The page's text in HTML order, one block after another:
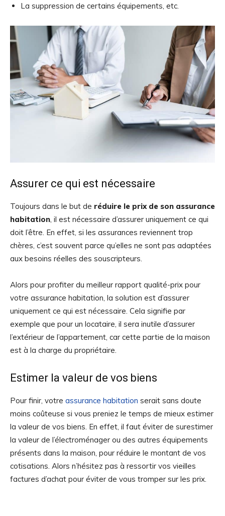
La suppression de certains équipements, etc.
Assurer ce qui est nécessaire
Toujours dans le but de réduire le prix de son assurance
habitation, il est nécessaire d’assurer uniquement ce qui
doit l’être. En effet, si les assurances reviennent trop
chères, c’est souvent parce qu’elles ne sont pas adaptées
aux besoins réelles des souscripteurs.
Alors pour profiter du meilleur rapport qualité-prix pour
votre assurance habitation, la solution est d’assurer
uniquement ce qui est nécessaire. Cela signifie par
exemple que pour un locataire, il sera inutile d’assurer
l’extérieur de l’appartement, car cette partie de la maison
est à la charge du propriétaire.
Estimer la valeur de vos biens
Pour finir, votre assurance habitation serait sans doute
moins coûteuse si vous preniez le temps de mieux estimer
la valeur de vos biens. En effet, il faut éviter de surestimer
la valeur de l’électroménager ou des autres équipements
présents dans la maison, pour réduire le montant de vos
cotisations. Alors n’hésitez pas à ressortir vos vieilles
factures d’achat pour éviter de vous tromper sur les prix.